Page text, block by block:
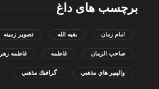
برچسب های داغ
امام زمان بقیه الله تصویر زمینه
صاحب الزمان فاطمه فاطمه زهرا
والپيپر هاي مذهبي گرافيك مذهبي